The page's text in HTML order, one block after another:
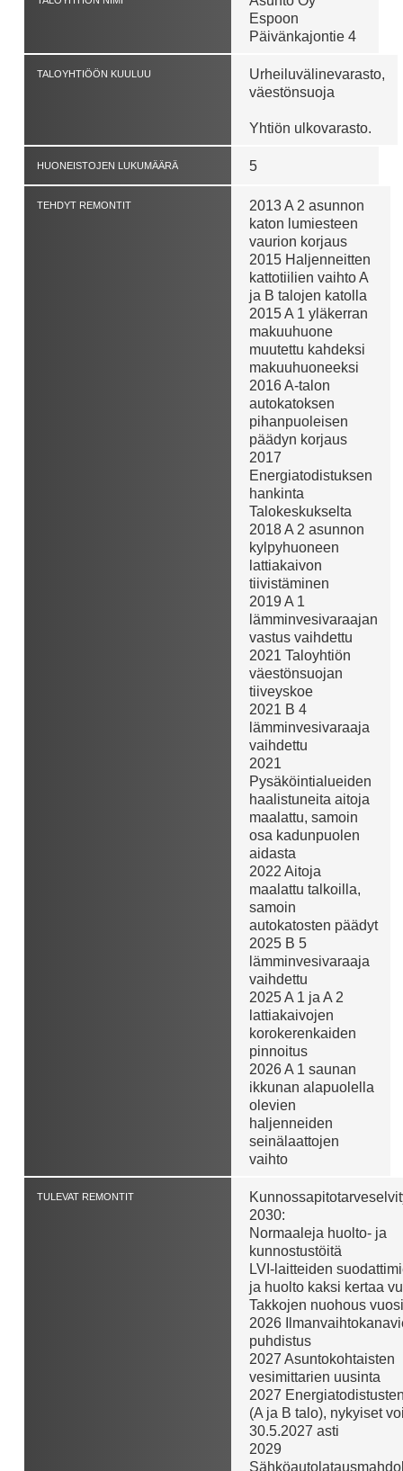
Espoon
Päivänkajontie 4
TALOYHTIÖÖN KUULUU
Urheiluvälinevarasto,
väestönsuoja
Yhtiön ulkovarasto.
HUONEISTOJEN LUKUMÄÄRÄ 5
TEHDYT REMONTIT
2013 A 2 asunnon
katon lumiesteen
vaurion korjaus
2015 Haljenneitten
kattotiilien vaihto A
ja B talojen katolla
2015 A 1 yläkerran
makuuhuone
muutettu kahdeksi
makuuhuoneeksi
2016 A-talon
autokatoksen
pihanpuoleisen
päädyn korjaus
2017
Energiatodistuksen
hankinta
Talokeskukselta
2018 A 2 asunnon
kylpyhuoneen
lattiakaivon
tiivistäminen
2019 A 1
lämminvesivaraajan
vastus vaihdettu
2021 Taloyhtiön
väestönsuojan
tiiveyskoe
2021 B 4
lämminvesivaraaja
vaihdettu
2021
Pysäköintialueiden
haalistuneita aitoja
maalattu, samoin
osa kadunpuolen
aidasta
2022 Aitoja
maalattu talkoilla,
samoin
autokatosten päädyt
2025 B 5
lämminvesivaraaja
vaihdettu
2025 A 1 ja A 2
lattiakaivojen
korokerenkaiden
pinnoitus
2026 A 1 saunan
ikkunan alapuolella
olevien
haljenneiden
seinälaattojen
vaihto
TULEVAT REMONTIT
2030:
Normaaleja huolto- ja
kunnostustöitä
LVI-laitteiden
ja huolto kaksi kertaa
Takkojen nuohous
2026
puhdistus
2027 Asuntokohtaisten
vesimittarien uusinta
2027
(A ja B talo), nykyiset
30.5.2027 asti
2029